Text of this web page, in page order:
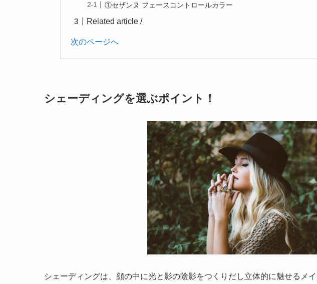
①セザンヌ フェースコントロールカラー
Related article /
次のページへ
シェーディングを選ぶポイント！
シェーディングは、顔の中に光と影の陰影をつくりだし立体的に魅せるメ